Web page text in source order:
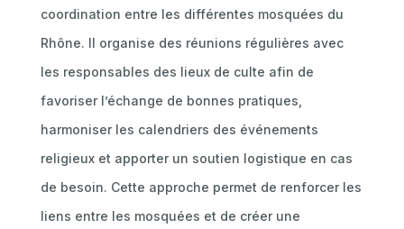
coordination entre les différentes mosquées du
Rhône. Il organise des réunions régulières avec
les responsables des lieux de culte afin de
favoriser l’échange de bonnes pratiques,
harmoniser les calendriers des événements
religieux et apporter un soutien logistique en cas
de besoin. Cette approche permet de renforcer les
liens entre les mosquées et de créer une